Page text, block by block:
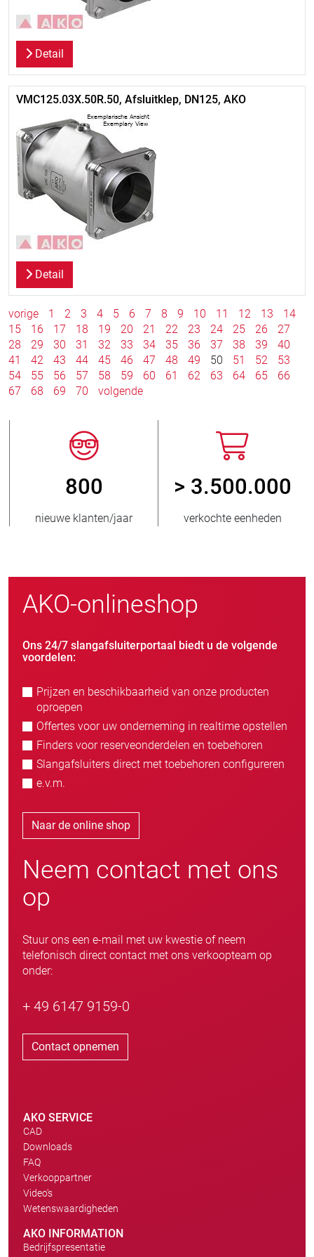
Detail
VMC125.03X.50R.50, Afsluitklep, DN125, AKO
Detail
vorige 1 2 3 4 5 6 7 8 9 10 11 12 13
14
15
16 17 18 19 20 21 22 23 24 25 26
27
28
29 30 31 32 33 34 35 36 37 38 39
40
41
42 43 44 45 46 47 48 49 50 51 52
53
54
55 56 57 58 59 60 61 62 63 64 65
66
67
68 69 70 volgende
800
nieuwe klanten/jaar
> 3.500.000
verkochte eenheden
AKO-onlineshop
Ons 24/7 slangafsluiterportaal biedt u de volgende
voordelen:
Prijzen en beschikbaarheid van onze producten
oproepen
Offertes voor uw onderneming in realtime opstellen
Finders voor reserveonderdelen en toebehoren
Slangafsluiters direct met toebehoren configureren
e.v.m.
Naar de online shop
Neem contact met ons
op
Stuur ons een e-mail met uw kwestie of neem
telefonisch direct contact met ons verkoopteam op
onder:
+ 49 6147 9159-0
Contact opnemen
AKO SERVICE
CAD
Downloads
FAQ
Verkooppartner
Video's
Wetenswaardigheden
AKO INFORMATION
Bedrijfspresentatie